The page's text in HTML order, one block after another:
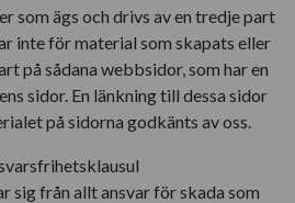
som ägs och drivs av en tredje part
inte för material som skapats eller
på sådana webbsidor, som har en
sidor. En länkning till dessa sidor
på sidorna godkänts av oss.
sig från allt ansvar för skada som